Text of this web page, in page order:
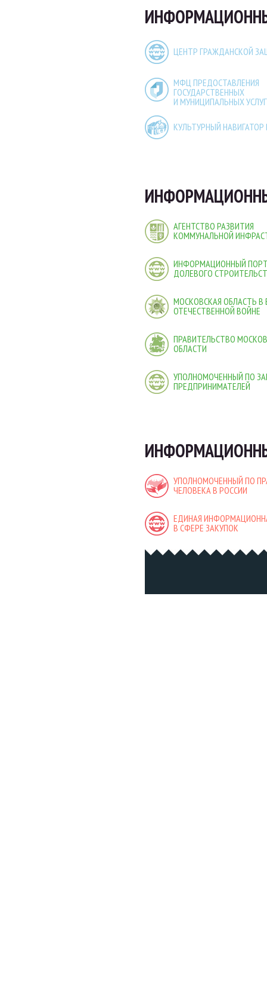
ЦЕНТР ГРАЖДАНСКОЙ
МФЦ ПРЕДОСТАВЛЕНИЯ
ГОСУДАРСТВЕННЫХ
И МУНИЦИПАЛЬНЫХ УСЛУГ
КУЛЬТУРНЫЙ
АГЕНТСТВО РАЗВИТИЯ
КОММУНАЛЬНОЙ
ИНФОРМАЦИОННЫЙ
ДОЛЕВОГО
МОСКОВСКАЯ ОБЛАСТЬ В
ОТЕЧЕСТВЕННОЙ ВОЙНЕ
ПРАВИТЕЛЬСТВО
ОБЛАСТИ
УПОЛНОМОЧЕННЫЙ ПО
ПРЕДПРИНИМАТЕЛЕЙ
УПОЛНОМОЧЕННЫЙ ПО
ЧЕЛОВЕКА В РОССИИ
ЕДИНАЯ
В СФЕРЕ ЗАКУПОК